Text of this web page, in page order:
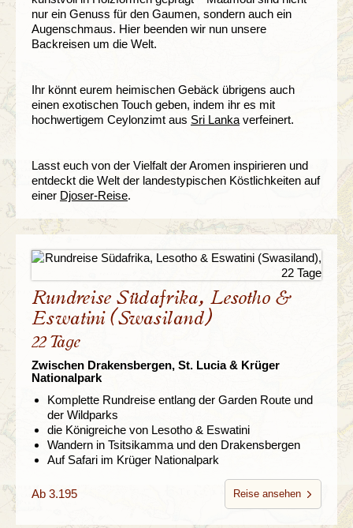
nur ein Genuss für den Gaumen, sondern auch ein
Augenschmaus. Hier beenden wir nun unsere
Backreisen um die Welt.
Ihr könnt eurem heimischen Gebäck übrigens auch
einen exotischen Touch geben, indem ihr es mit
hochwertigem Ceylonzimt aus Sri Lanka verfeinert.
Lasst euch von der Vielfalt der Aromen inspirieren und
entdeckt die Welt der landestypischen Köstlichkeiten auf
einer Djoser-Reise.
Rundreise Südafrika, Lesotho &
Eswatini (Swasiland)
22 Tage
Zwischen Drakensbergen, St. Lucia & Krüger
Nationalpark
Komplette Rundreise entlang der Garden Route und
der Wildparks
die Königreiche von Lesotho & Eswatini
Wandern in Tsitsikamma und den Drakensbergen
Auf Safari im Krüger Nationalpark
Ab 3.195 Reise ansehen